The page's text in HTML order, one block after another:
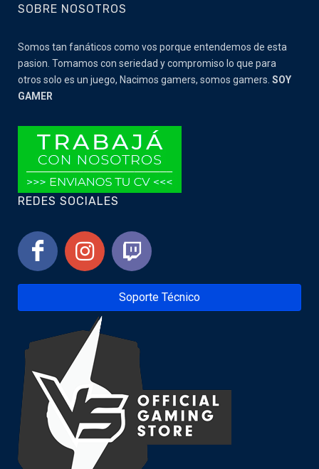
SOBRE NOSOTROS
Somos tan fanáticos como vos porque entendemos de esta
pasion. Tomamos con seriedad y compromiso lo que para
otros solo es un juego, Nacimos gamers, somos gamers. SOY
GAMER
REDES SOCIALES
Soporte Técnico